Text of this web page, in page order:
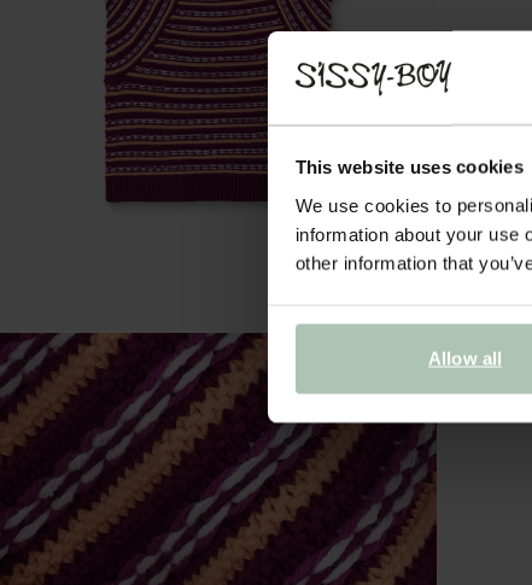
This website uses cookies
We use cookies to
information about your use
other information that
Allow all